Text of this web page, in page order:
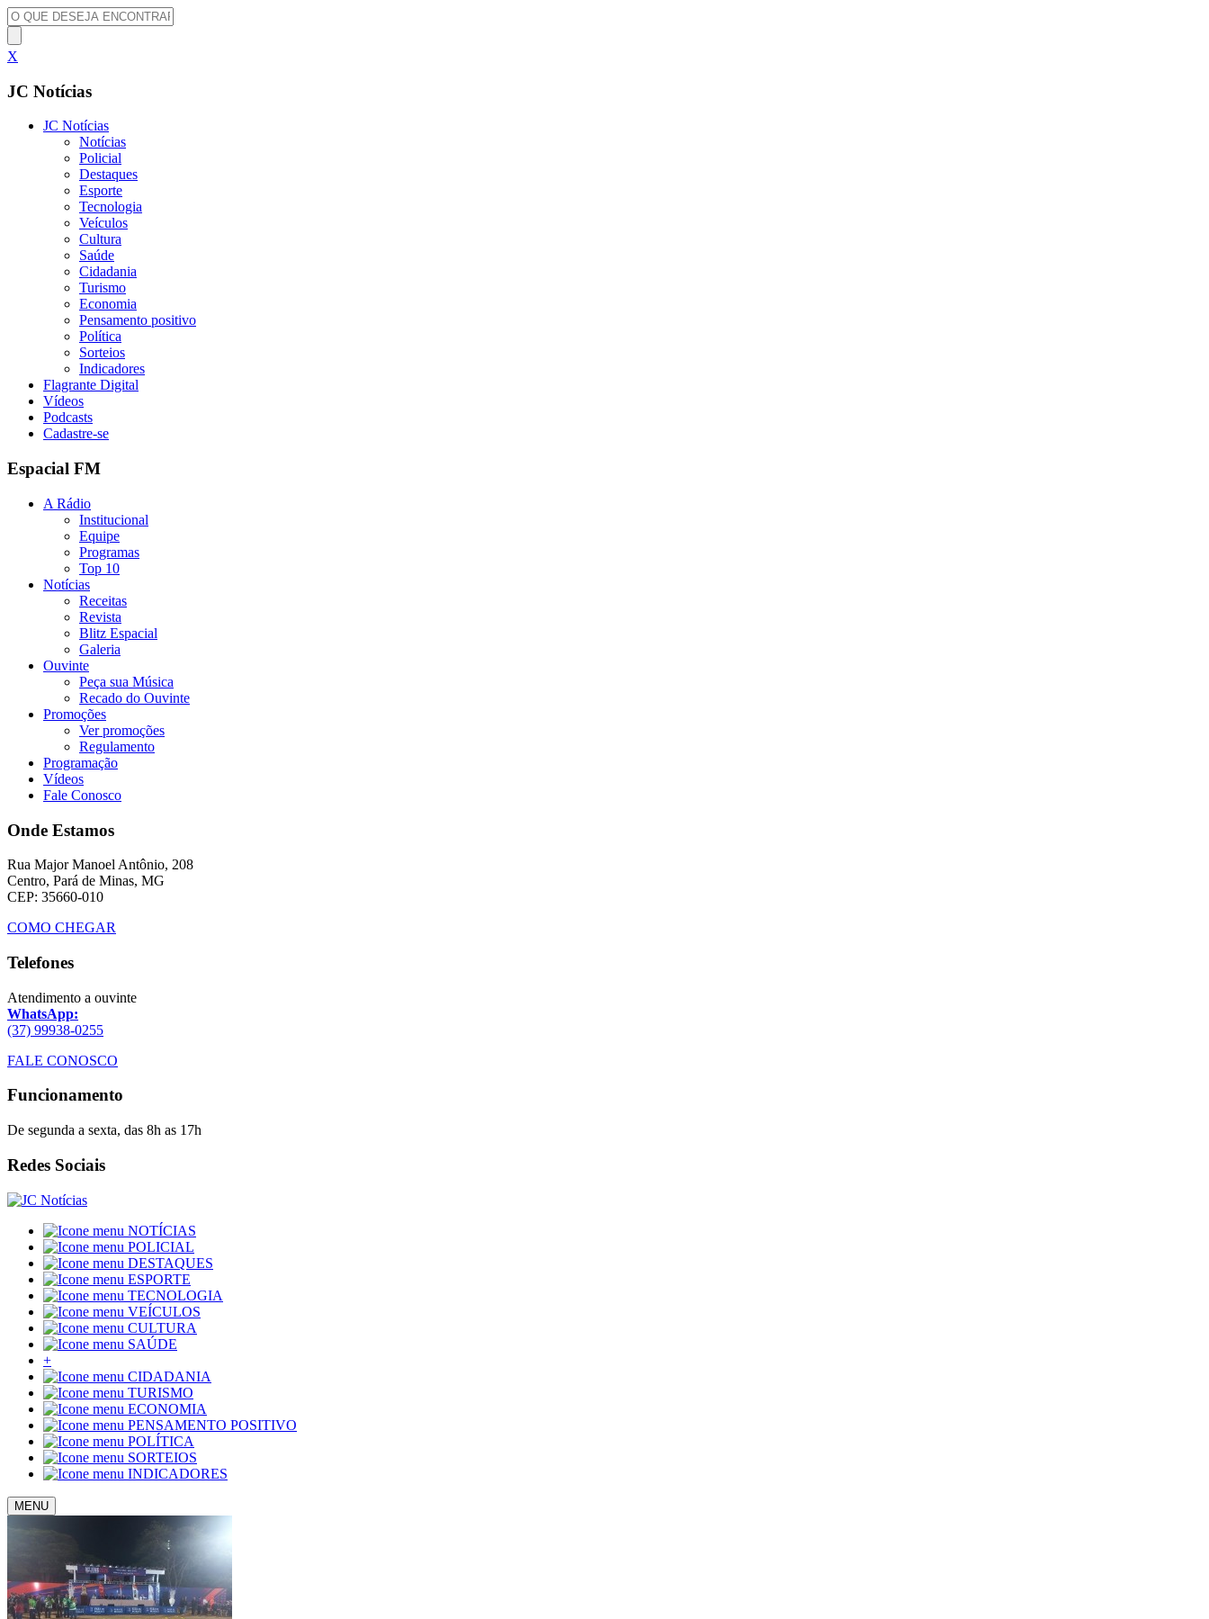
X
JC Notícias
JC Notícias
Notícias
Policial
Destaques
Esporte
Tecnologia
Veículos
Cultura
Saúde
Cidadania
Turismo
Economia
Pensamento positivo
Política
Sorteios
Indicadores
Flagrante Digital
Vídeos
Podcasts
Cadastre-se
Espacial FM
A Rádio
Institucional
Equipe
Programas
Top 10
Notícias
Receitas
Revista
Blitz Espacial
Galeria
Ouvinte
Peça sua Música
Recado do Ouvinte
Promoções
Ver promoções
Regulamento
Programação
Vídeos
Fale Conosco
Onde Estamos
Rua Major Manoel Antônio, 208
Centro, Pará de Minas, MG
CEP: 35660-010
COMO CHEGAR
Telefones
Atendimento a ouvinte
WhatsApp:
(37) 99938-0255
FALE CONOSCO
Funcionamento
De segunda a sexta, das 8h as 17h
Redes Sociais
NOTÍCIAS
POLICIAL
DESTAQUES
ESPORTE
TECNOLOGIA
VEÍCULOS
CULTURA
SAÚDE
+
CIDADANIA
TURISMO
ECONOMIA
PENSAMENTO POSITIVO
POLÍTICA
SORTEIOS
INDICADORES
MENU